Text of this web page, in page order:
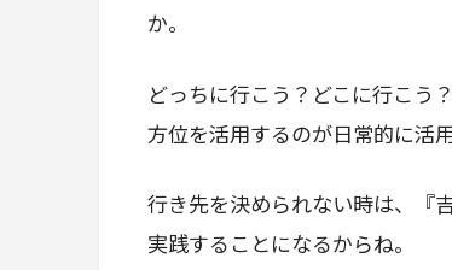
か。
どっちに行こう？どこに行こう
方位を活用するのが日常的に活
行き先を決められない時は、『
実践することになるからね。